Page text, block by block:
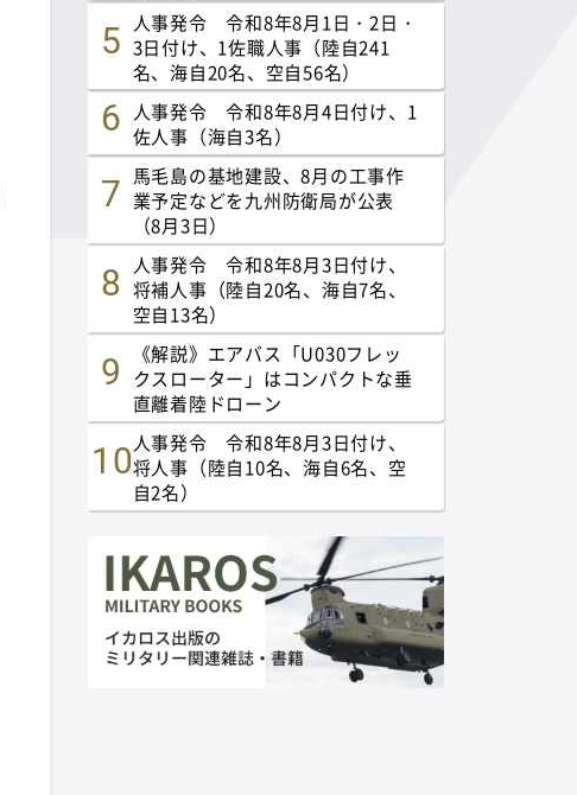
人事発令 令和8年8月1日・2日・
3日付け、1佐職人事（陸自241
名、海自20名、空自56名）
人事発令 令和8年8月4日付け、1
佐人事（海自3名）
馬毛島の基地建設、8月の工事作
業予定などを九州防衛局が公表
（8月3日）
人事発令 令和8年8月3日付け、
将補人事（陸自20名、海自7名、
空自13名）
《解説》エアバス「U030フレッ
クスローター」はコンパクトな垂
直離着陸ドローン
人事発令 令和8年8月3日付け、
将人事（陸自10名、海自6名、空
自2名）